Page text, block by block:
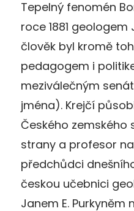
Tepelný fenomén
roce 1881
člověk byl kromě
pedagogem i
meziválečným
jména). Krejčí
Českého zemského
strany a profesor
předchůdci
českou učebnici
Janem E.